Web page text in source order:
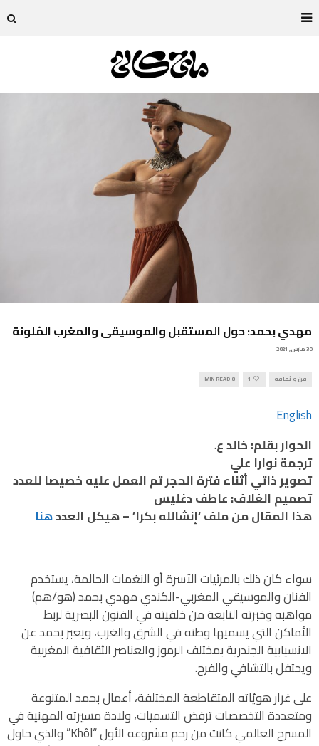
مهدي بحمد: حول المستقبل والموسيقى والمغرب المّلونة
30 مارس, 2021
فن و ثقافة 1
8 MIN READ
English
الحوار بقلم: خالد ع.
ترجمة نوارا علي
تصوير ذاتي أثناء فترة الحجر تم العمل عليه خصيصا للعدد
تصميم الغلاف: عاطف دغليس
هذا المقال من ملف ‘إنشالله بكرا’ – هيكل العددهنا
سواء كان ذلك بالمرئيات الآسرة أو النغمات الحالمة، يستخدم
الفنان والموسيقي المغربي-الكندي مهدي بحمد (هو/هم)
مواهبه وخبرته النابعة من خلفيته في الفنون البصرية لربط
الأماكن التي يسميها وطنه في الشرق والغرب، ويعبر بحمد عن
الانسيابية الجندرية بمختلف الرموز والعناصر الثقافية المغربية
ويحتفل بالتشافي والفرح.
على غرار هويّاته المتقاطعة المختلفة، أعمال بحمد المتنوعة
ومتعددة التخصصات ترفض التسميات، ولادة مسيرته المهنية في
المسرح العالمي كانت من رحم مشروعه الأول “Khôl” والذي حاول